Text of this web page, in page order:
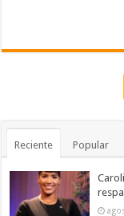
Reciente Popular